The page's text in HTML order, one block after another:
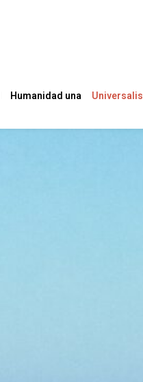
Humanidad una
Universalis